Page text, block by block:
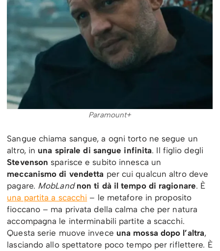
Paramount+
Sangue chiama sangue, a ogni torto ne segue un
altro, in una spirale di sangue infinita. Il figlio degli
Stevenson sparisce e subito innesca un
meccanismo di vendetta per cui qualcun altro deve
pagare. MobLand non ti dà il tempo di ragionare. È
una partita a scacchi – le metafore in proposito
fioccano – ma privata della calma che per natura
accompagna le interminabili partite a scacchi.
Questa serie muove invece una mossa dopo l’altra,
lasciando allo spettatore poco tempo per riflettere. È